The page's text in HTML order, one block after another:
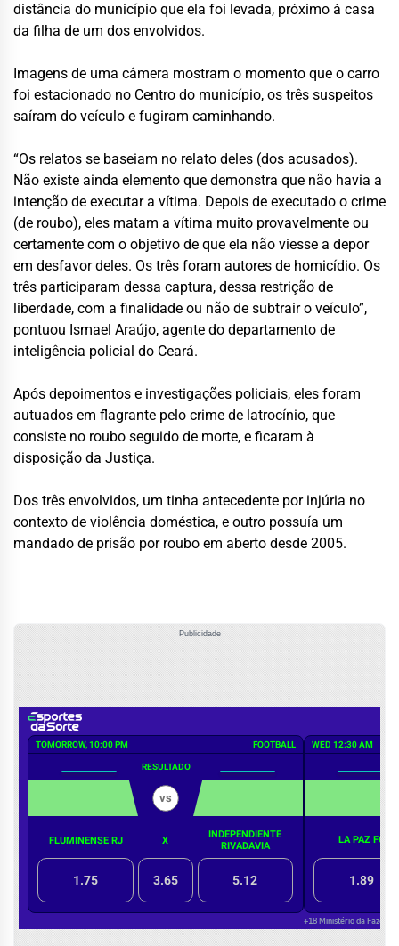
distância do município que ela foi levada, próximo à casa
da filha de um dos envolvidos.
Imagens de uma câmera mostram o momento que o carro
foi estacionado no Centro do município, os três suspeitos
saíram do veículo e fugiram caminhando.
“Os relatos se baseiam no relato deles (dos acusados).
Não existe ainda elemento que demonstra que não havia a
intenção de executar a vítima. Depois de executado o crime
(de roubo), eles matam a vítima muito provavelmente ou
certamente com o objetivo de que ela não viesse a depor
em desfavor deles. Os três foram autores de homicídio. Os
três participaram dessa captura, dessa restrição de
liberdade, com a finalidade ou não de subtrair o veículo”,
pontuou Ismael Araújo, agente do departamento de
inteligência policial do Ceará.
Após depoimentos e investigações policiais, eles foram
autuados em flagrante pelo crime de latrocínio, que
consiste no roubo seguido de morte, e ficaram à
disposição da Justiça.
Dos três envolvidos, um tinha antecedente por injúria no
contexto de violência doméstica, e outro possuía um
mandado de prisão por roubo em aberto desde 2005.
Publicidade